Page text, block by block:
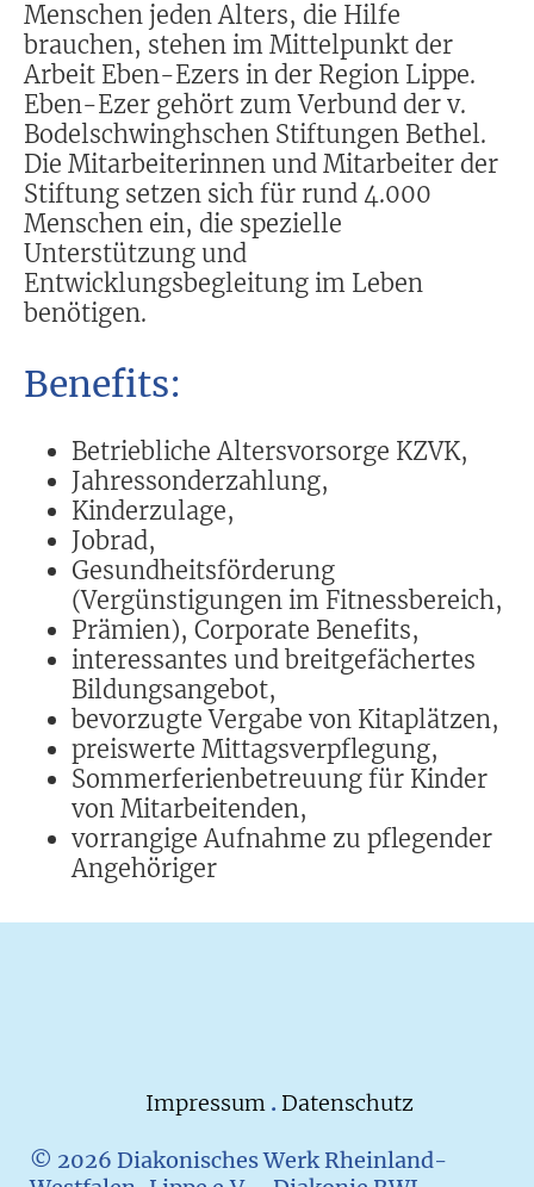
Menschen jeden Alters, die Hilfe
brauchen, stehen im Mittelpunkt der
Arbeit Eben-Ezers in der Region Lippe.
Eben-Ezer gehört zum Verbund der v.
Bodelschwinghschen Stiftungen Bethel.
Die Mitarbeiterinnen und Mitarbeiter der
Stiftung setzen sich für rund 4.000
Menschen ein, die spezielle
Unterstützung und
Entwicklungsbegleitung im Leben
benötigen.
Benefits:
Betriebliche Altersvorsorge KZVK,
Jahressonderzahlung,
Kinderzulage,
Jobrad,
Gesundheitsförderung
(Vergünstigungen im Fitnessbereich,
Prämien), Corporate Benefits,
interessantes und breitgefächertes
Bildungsangebot,
bevorzugte Vergabe von Kitaplätzen,
preiswerte Mittagsverpflegung,
Sommerferienbetreuung für Kinder
von Mitarbeitenden,
vorrangige Aufnahme zu pflegender
Angehöriger
Impressum . Datenschutz
© 2026 Diakonisches Werk Rheinland-